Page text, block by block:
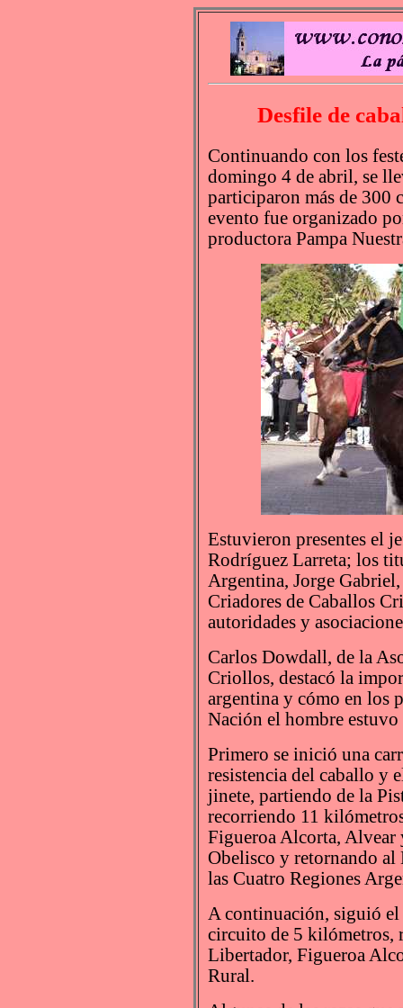
Desfile de
Continuando con los
domingo 4 de abril, se
participaron más de 300
evento fue organizado
productora Pampa
Estuvieron presentes el
Rodríguez Larreta; los
Argentina, Jorge
Criadores de Caballos
autoridades y
Carlos Dowdall, de la
Criollos, destacó la
argentina y cómo en los
Nación el hombre
Primero se inició una
resistencia del caballo y
jinete, partiendo de la
recorriendo 11
Figueroa Alcorta, Alvear
Obelisco y retornando
las Cuatro Regiones
A continuación, siguió
circuito de 5 kilómetros,
Libertador, Figueroa
Rural.